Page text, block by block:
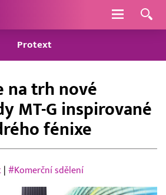
Navigace
Protext
na trh nové
MT-G inspirované
fénixe
|#Komerční sdělení